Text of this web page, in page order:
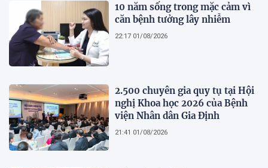
10 năm sống trong mặc cảm vì
căn bệnh tưởng lây nhiễm
22:17 01/08/2026
2.500 chuyên gia quy tụ tại Hội
nghị Khoa học 2026 của Bệnh
viện Nhân dân Gia Định
21:41 01/08/2026